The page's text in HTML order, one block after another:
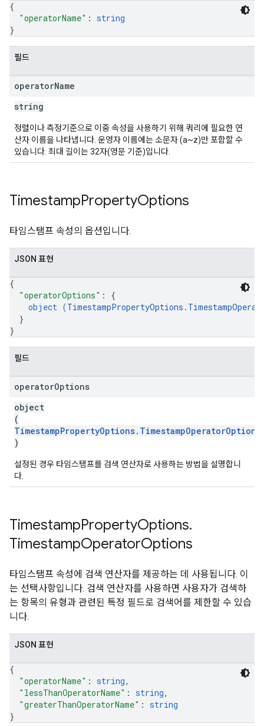
{
"operatorName" : string
}
필드
operatorName
string
정렬이나 측정기준으로 이중 속성을 사용하기 위해 쿼리에 필요한 연
산자 이름을 나타냅니다. 운영자 이름에는 소문자 (a~z)만 포함할 수
있습니다. 최대 길이는 32자(영문 기준)입니다.
TimestampPropertyOptions
타임스탬프 속성의 옵션입니다.
JSON 표현
{
"operatorOptions" : {
object (
}
}
필드
operatorOptions
object
(
TimestampPropertyOptions.TimestampOperatorOptions
)
설정된 경우 타임스탬프를 검색 연산자로 사용하는 방법을 설명합니
다.
TimestampPropertyOptions.
TimestampOperatorOptions
타임스탬프 속성에 검색 연산자를 제공하는 데 사용됩니다. 이
는 선택사항입니다. 검색 연산자를 사용하면 사용자가 검색하
는 항목의 유형과 관련된 특정 필드로 검색어를 제한할 수 있습
니다.
JSON 표현
{
"operatorName" : string,
"lessThanOperatorName" : string,
"greaterThanOperatorName" : string
}